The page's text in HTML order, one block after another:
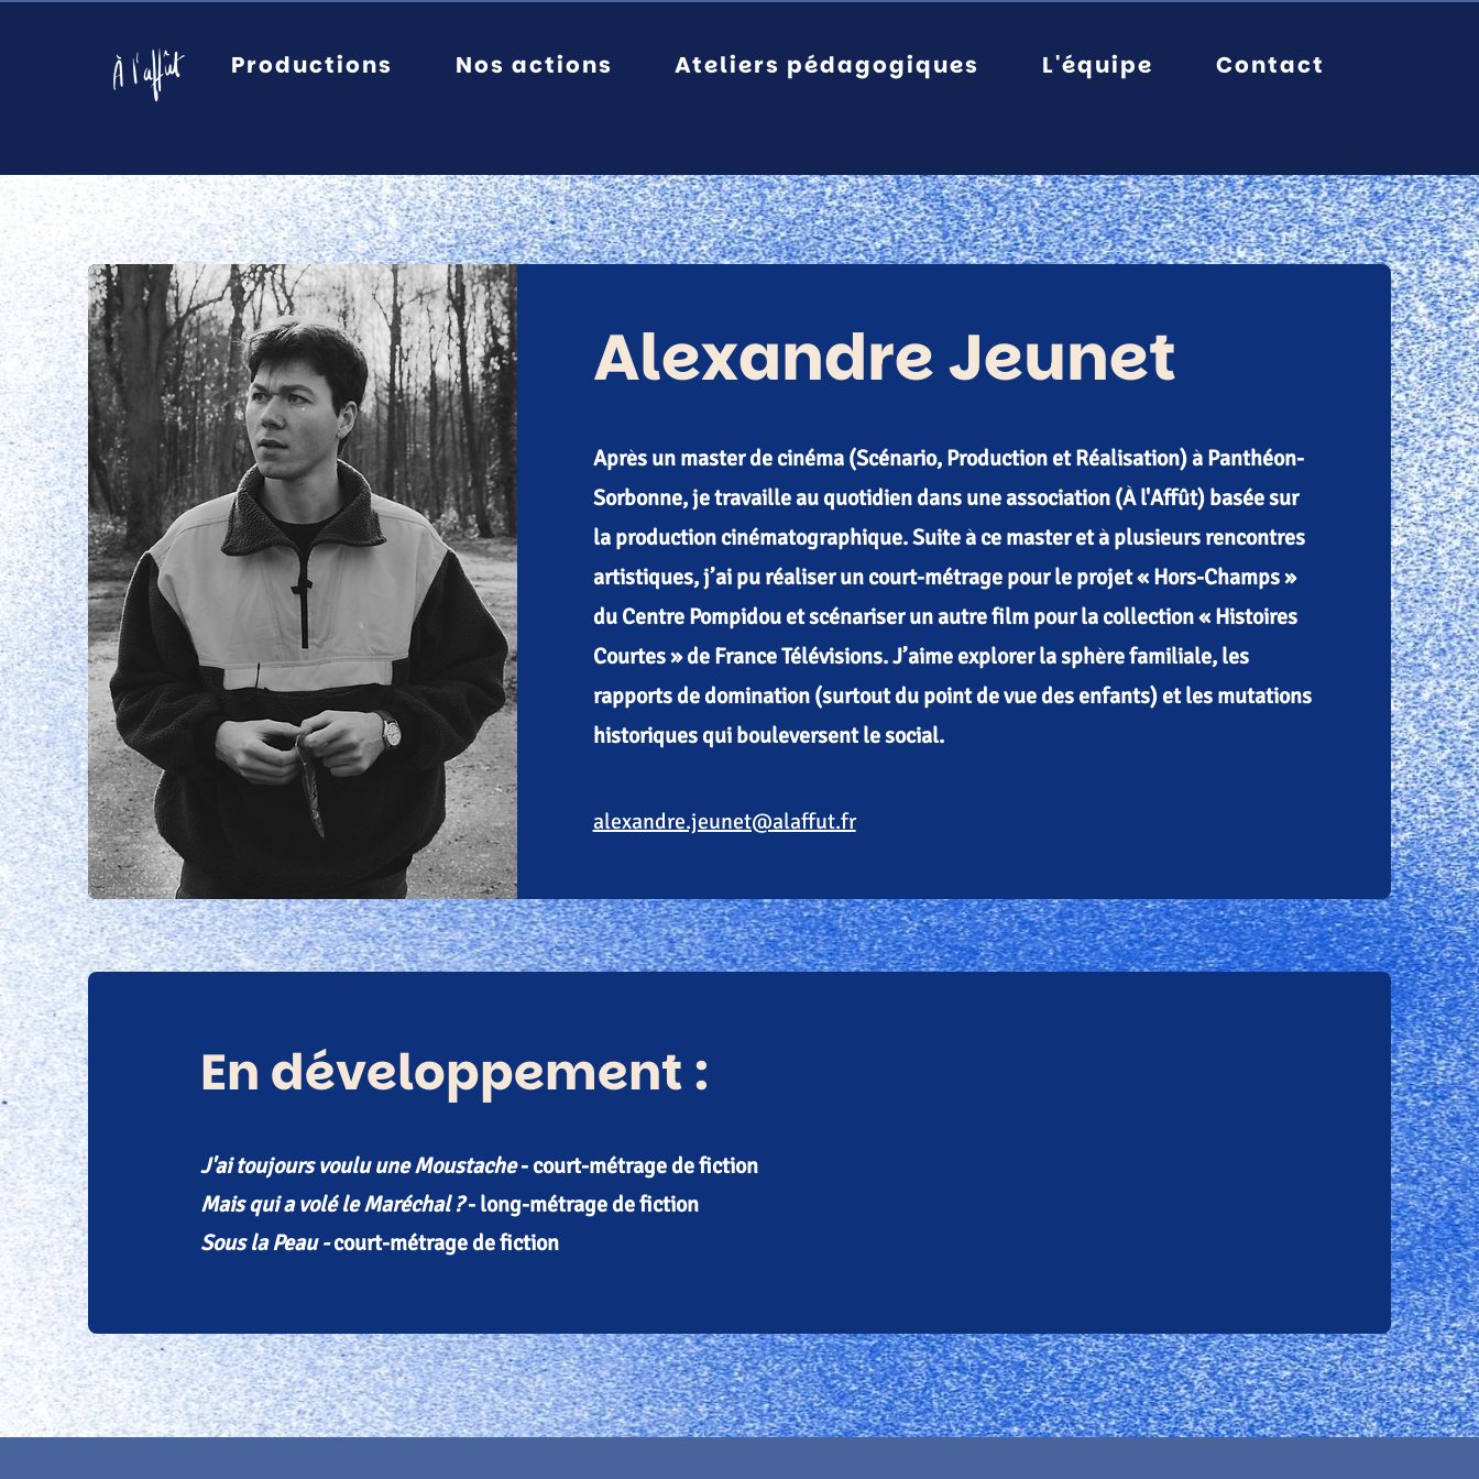
Productions Nos actions Ateliers pédagogiques L'équipe Contact
Alexandre Jeunet
Après un master de cinéma (Scénario, Production et Réalisation) à Panthéon-
Sorbonne, je travaille au quotidien dans une association (À l'Affût) basée sur
la production cinématographique. Suite à ce master et à plusieurs rencontres
artistiques, j’ai pu réaliser un court-métrage pour le projet « Hors-Champs »
du Centre Pompidou et scénariser un autre film pour la collection « Histoires
Courtes » de France Télévisions. J’aime explorer la sphère familiale, les
rapports de domination (surtout du point de vue des enfants) et les mutations
historiques qui bouleversent le social.
alexandre.jeunet@alaffut.fr
En développement :
J'ai toujours voulu une Moustache- court-métrage de fiction​
Mais qui a volé le Maréchal ?- long-métrage de fiction​
Sous la Peau -court-métrage de fiction